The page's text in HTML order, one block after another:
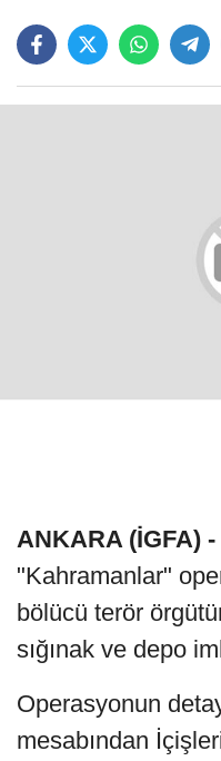
ANKARA (İGFA) -
"Kahramanlar"
bölücü terör
sığınak ve depo
Operasyonun
mesabından